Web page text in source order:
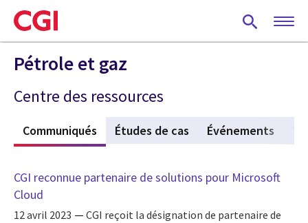
Skip
to
main
content
Pétrole et gaz
Centre des ressources
Communiqués (active tab)
Études de cas Événements
CGI reconnue partenaire de solutions pour Microsoft
Cloud
12 avril 2023
CGI reçoit la désignation de partenaire de